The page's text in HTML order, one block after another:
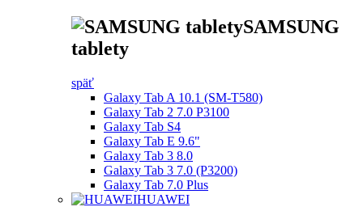
SAMSUNG
tablety
späť
Galaxy Tab A 10.1 (SM-T580)
Galaxy Tab 2 7.0 P3100
Galaxy Tab S4
Galaxy Tab E 9.6"
Galaxy Tab 3 8.0
Galaxy Tab 3 7.0 (P3200)
Galaxy Tab 7.0 Plus
HUAWEI